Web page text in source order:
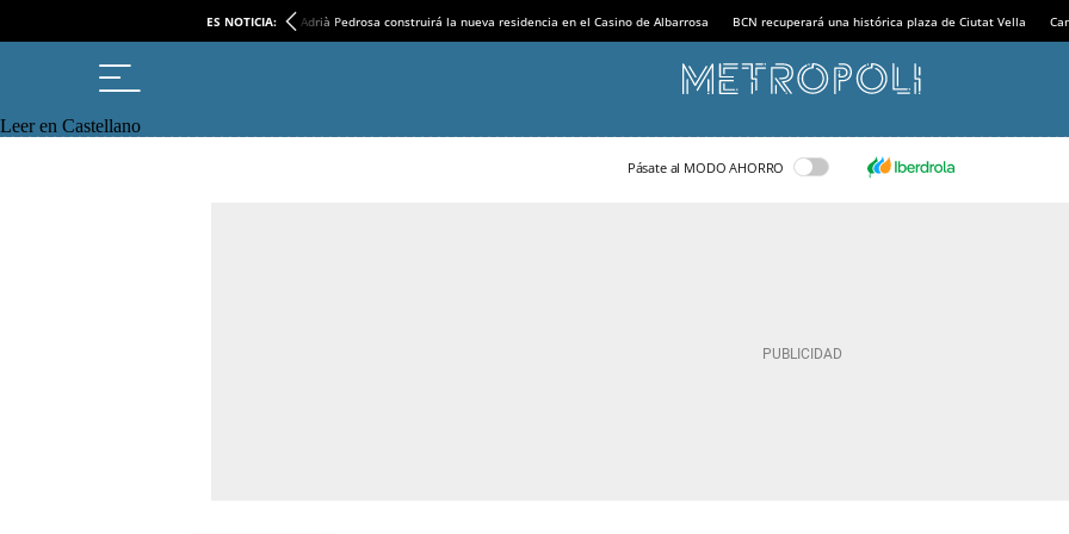
ES NOTICIA: Adrià Pedrosa construirá la nueva residencia en el Casino de Albarrosa BCN recuperará una histórica plaza de Ciutat Vella
Leer en Castellano
Pásate al MODO AHORRO